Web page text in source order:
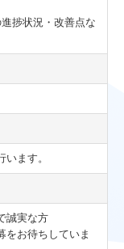
捗状況・改善点な
ます。
誠実な方
をお待ちしていま